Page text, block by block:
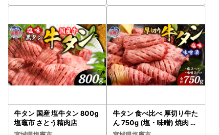
牛タン 国産 塩牛タン 800g
塩竈市 さとう精肉店
牛タン 食べ比べ 厚切り牛た
ん 750g (塩・味噌) 焼肉 さ
とう精肉店